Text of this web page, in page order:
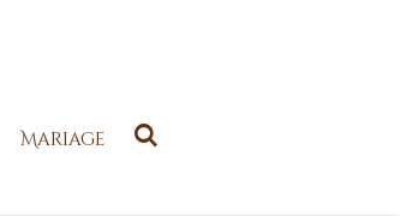
Mariage